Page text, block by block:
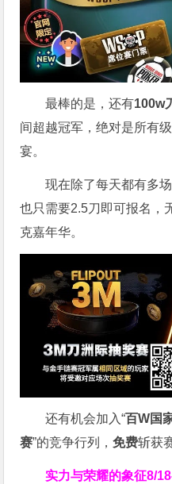
最棒的是，还有100w
间超越冠军，绝对是所有
宴。
现在除了每天都有多
也只需要2.5刀即可报名，
克嘉年华。
还有机会加入“百W国
赛”的竞争行列，免费斩获
实力与荣耀的象征8/